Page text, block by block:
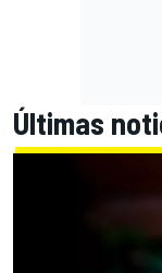
Últimas